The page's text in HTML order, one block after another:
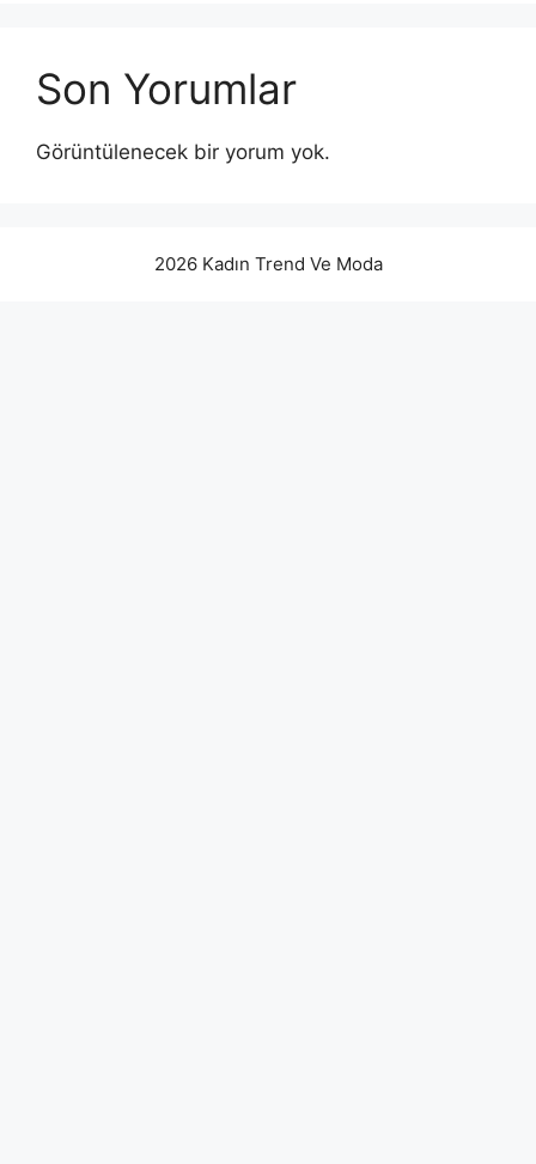
Son Yorumlar
Görüntülenecek bir yorum yok.
2026 Kadın Trend Ve Moda